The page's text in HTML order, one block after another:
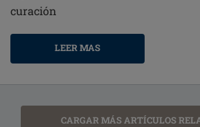
curación
LEER MAS
CARGAR MÁS ARTÍCULOS